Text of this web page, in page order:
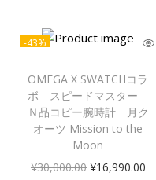
-43%
OMEGA X SWATCHコラ
ボ スピードマスター
Ｎ品コピー腕時計 月ク
オーツ Mission to the
Moon
¥30,000.00 ¥16,990.00